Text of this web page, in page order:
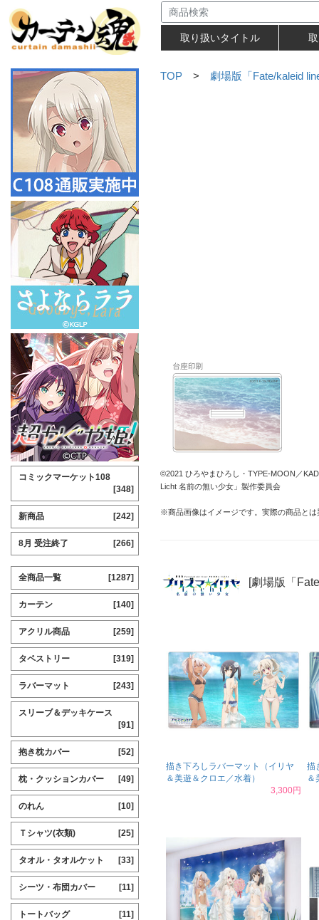
取り扱いタイトル
TOP > 劇場版「Fate/kaleid
©2021 ひろやまひろし・TYPE-MOON／
Licht 名前の無い少女」製作委員会
※商品画像はイメージです。実際の商品と
[劇場版「
描き下ろしラバーマット（イリヤ
＆美遊＆クロエ／水着）
3,300円
描
＆
コミックマーケット108
[348]
新商品 [242]
8月 受注終了 [266]
全商品一覧 [1287]
カーテン [140]
アクリル商品 [259]
タペストリー [319]
ラバーマット [243]
スリーブ＆デッキケース
[91]
抱き枕カバー [52]
枕・クッションカバー [49]
のれん [10]
Ｔシャツ(衣類) [25]
タオル・タオルケット [33]
シーツ・布団カバー [11]
トートバッグ [11]